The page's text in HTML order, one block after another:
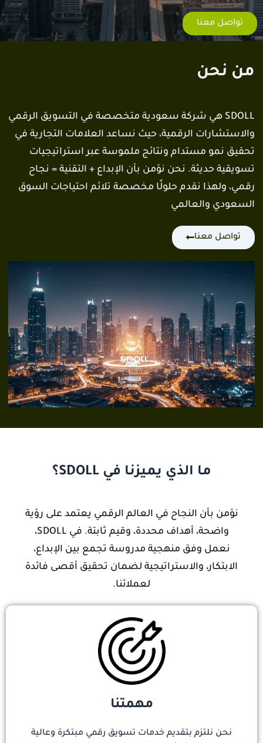
تواصل معنا
من نحن
SDOLL هي شركة سعودية متخصصة في التسويق الرقمي
والاستشارات الرقمية، حيث نساعد العلامات التجارية في
تحقيق نمو مستدام ونتائج ملموسة عبر استراتيجيات
تسويقية حديثة. نحن نؤمن بأن الإبداع + التقنية = نجاح
رقمي، ولهذا نقدم حلولًا مخصصة تلائم احتياجات السوق
السعودي والعالمي
تواصل معنا
ما الذي يميزنا في SDOLL؟
نؤمن بأن النجاح في العالم الرقمي يعتمد على رؤية
واضحة، أهداف محددة، وقيم ثابتة. في SDOLL،
نعمل وفق منهجية مدروسة تجمع بين الإبداع،
الابتكار، والاستراتيجية لضمان تحقيق أقصى فائدة
لعملائنا.
مهمتنا
نحن نلتزم بتقديم خدمات تسويق رقمي مبتكرة وعالية